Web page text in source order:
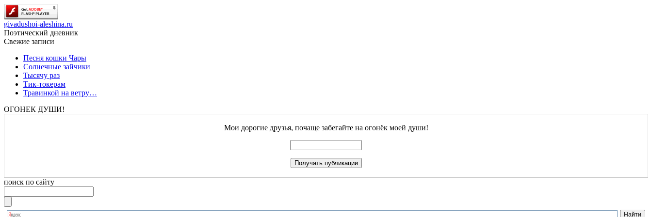
givadushoi-aleshina.ru
Поэтический дневник
Свежие записи
Песня кошки Чары
Солнечные зайчики
Тысячу раз
Тик-токерам
Травинкой на ветру…
ОГОНЕК ДУШИ!
Мои дорогие друзья, почаще забегайте на огонёк моей души!
поиск по сайту